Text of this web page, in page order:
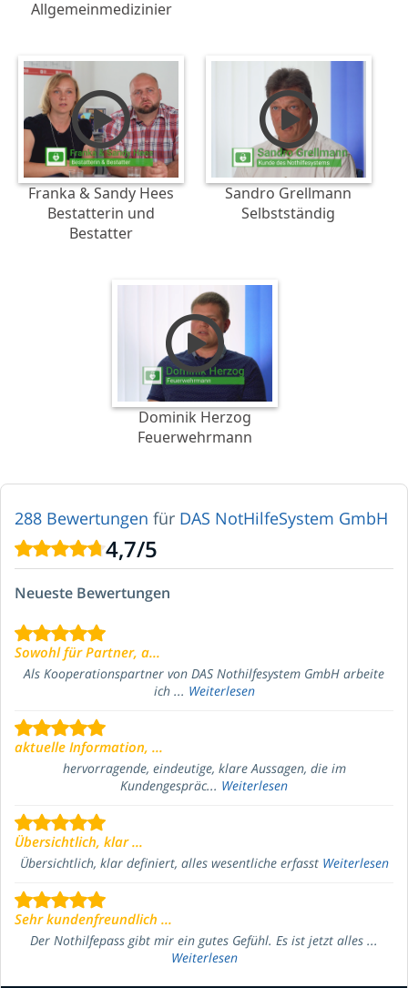
Allgemeinmedizinier
Franka & Sandy Hees
Bestatterin und
Bestatter
Sandro Grellmann
Selbstständig
Dominik Herzog
Feuerwehrmann
288 Bewertungen für DAS NotHilfeSystem GmbH
4,7/5
Neueste Bewertungen
Sowohl für Partner, a...
Als Kooperationspartner von DAS Nothilfesystem GmbH arbeite
ich ... Weiterlesen
aktuelle Information, ...
hervorragende, eindeutige, klare Aussagen, die im
Kundengespräc... Weiterlesen
Übersichtlich, klar ...
Übersichtlich, klar definiert, alles wesentliche erfasst Weiterlesen
Sehr kundenfreundlich ...
Der Nothilfepass gibt mir ein gutes Gefühl. Es ist jetzt alles ...
Weiterlesen